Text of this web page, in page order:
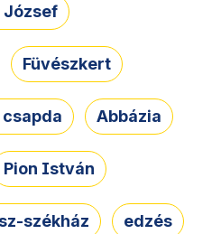
József
Füvészkert
Abbázia
Pion István
székház edzés